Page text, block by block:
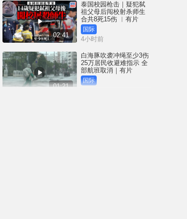
02:41
泰国校园枪击｜疑犯弑
祖父母后闯校射杀师生
合共8死15伤 ︱有片
国际
4小时前
01:21
白海豚吹袭冲绳至少3伤
25万居民收避难指示 全
部航班取消｜有片
国际